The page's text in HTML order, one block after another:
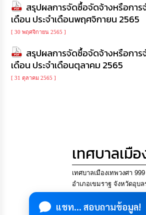
การ
จัด
ซื้อ
จัด
จ้าง
การ
เงิน
การ
เพื่อ
ป้องกัน
สรุปผลการจัดซื้อจัดจ้างหรือกา
เดือน ประจำเดือนพฤศจิกายน 2565
[ 30 พฤศจิกายน 2565 ]
สรุปผลการจัดซื้อจัดจ้างหรือกา
เดือน ประจำเดือนตุลาคม 2565
[ 31 ตุลาคม 2565 ]
แชท... สอบถามข้อมูล!
เทศบาลเมื
เทศบาลเมืองเทพวงศา
อำเภอเขมราฐ จังหวัดอุบ
045-900742,